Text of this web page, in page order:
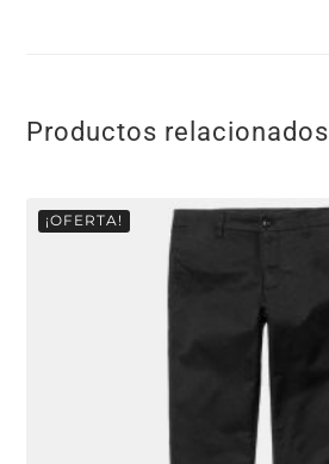
Productos relacionados
¡OFERTA!